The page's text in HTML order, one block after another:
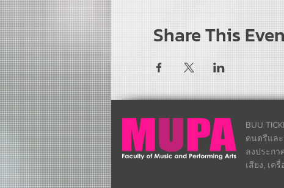
Share This
BUU
ดนตรีแล
ลงประกา
เสียง, เค